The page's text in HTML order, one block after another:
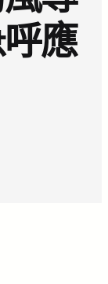
應